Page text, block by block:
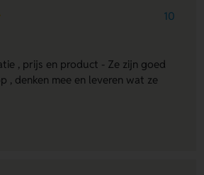
10
, prijs en product - Ze zijn goed
, denken mee en leveren wat ze